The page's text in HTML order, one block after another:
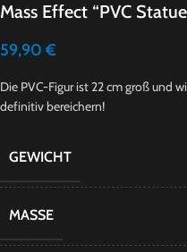
Mass Effect “PVC Statue
59,90 €
Die PVC-Figur ist 22 cm groß und
definitiv bereichern!
GEWICHT
MASSE